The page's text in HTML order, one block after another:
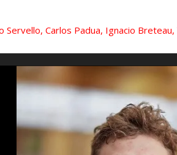
Servello, Carlos Padua, Ignacio